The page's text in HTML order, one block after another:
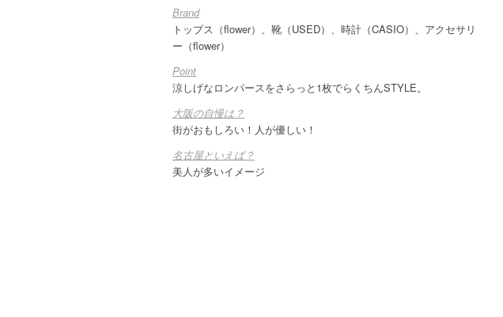
Brand
トップス（flower）、靴（USED）、時計（CASIO）、アクセサリ
ー（flower）
Point
涼しげなロンパースをさらっと1枚でらくちんSTYLE。
大阪の自慢は？
街がおもしろい！人が優しい！
名古屋といえば？
美人が多いイメージ